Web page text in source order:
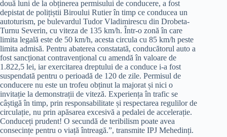
două luni de la obținerea permisului de conducere, a fost
depistat de polițiștii Biroului Rutier în timp ce conducea un
autoturism, pe bulevardul Tudor Vladimirescu din Drobeta-
Turnu Severin, cu viteza de 135 km/h. Într-o zonă în care
limita legală este de 50 km/h, acesta circula cu 85 km/h peste
limita admisă. Pentru abaterea constatată, conducătorul auto a
fost sancționat contravențional cu amendă în valoare de
1.822,5 lei, iar exercitarea dreptului de a conduce i-a fost
suspendată pentru o perioadă de 120 de zile. Permisul de
conducere nu este un trofeu obținut la majorat și nici o
invitație la demonstrații de viteză. Experiența în trafic se
câștigă în timp, prin responsabilitate și respectarea regulilor de
circulație, nu prin apăsarea excesivă a pedalei de accelerație.
Conduceți prudent! O secundă de teribilism poate avea
consecințe pentru o viață întreagă.”, transmite IPJ Mehedinți.